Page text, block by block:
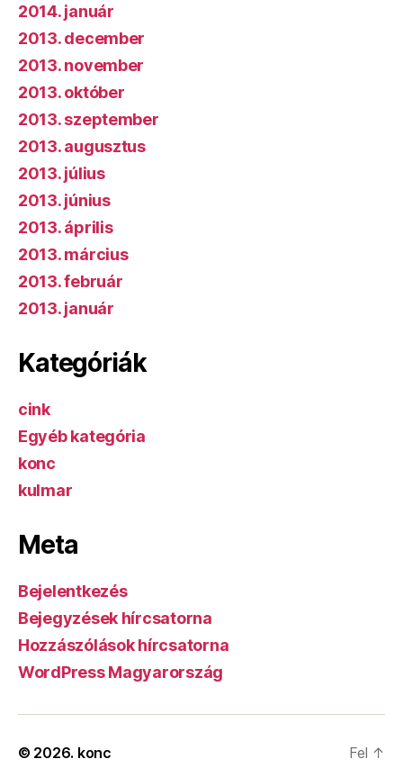
2014. január
2013. december
2013. november
2013. október
2013. szeptember
2013. augusztus
2013. július
2013. június
2013. április
2013. március
2013. február
2013. január
Kategóriák
cink
Egyéb kategória
konc
kulmar
Meta
Bejelentkezés
Bejegyzések hírcsatorna
Hozzászólások hírcsatorna
WordPress Magyarország
© 2026. konc Fel ↑